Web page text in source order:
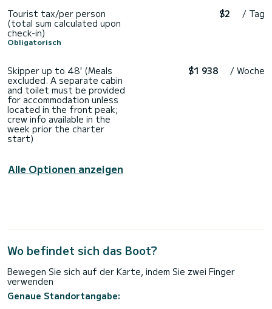
Tourist tax/per person
(total sum calculated upon
check-in)
Obligatorisch
$2 / Tag
Skipper up to 48' (Meals
excluded. A separate cabin
and toilet must be provided
for accommodation unless
located in the front peak;
crew info available in the
week prior the charter
start)
$1 938 / Woche
Alle Optionen anzeigen
Wo befindet sich das Boot?
Bewegen Sie sich auf der Karte, indem Sie zwei Finger
verwenden
Genaue Standortangabe: